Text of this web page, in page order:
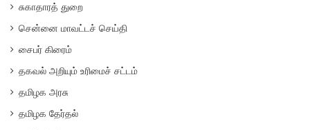
சுகாதாரத் துறை
சென்னை மாவட்டச் செய்தி
சைபர் கிரைம்
தகவல் அறியும் உரிமைச் சட்டம்
தமிழக அரசு
தமிழக தேர்தல்